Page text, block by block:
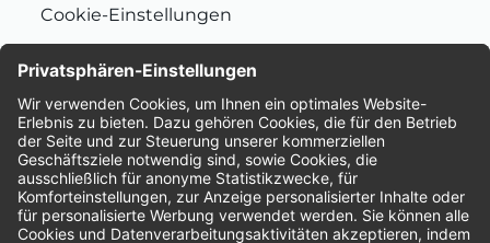
Cookie-Einstellungen
Bewertungen